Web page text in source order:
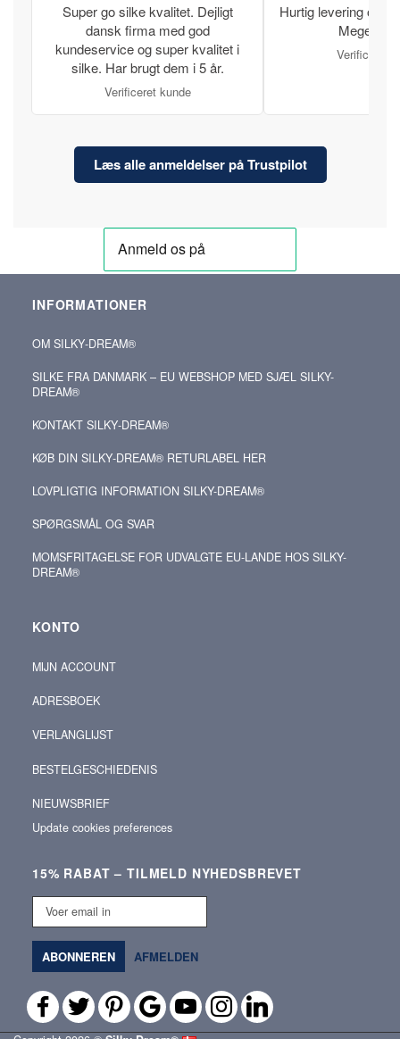
Super go silke kvalitet. Dejligt
dansk firma med god
kundeservice og super kvalitet i
silke. Har brugt dem i 5 år.
Verificeret kunde
Hurtig levering og
Meget
Verificeret
Læs alle anmeldelser på Trustpilot
INFORMATIONER
OM SILKY‑DREAM®
SILKE FRA DANMARK – EU WEBSHOP MED SJÆL SILKY-
DREAM®
KONTAKT SILKY‑DREAM®
KØB DIN SILKY‑DREAM® RETURLABEL HER
LOVPLIGTIG INFORMATION SILKY-DREAM®
SPØRGSMÅL OG SVAR
MOMSFRITAGELSE FOR UDVALGTE EU-LANDE HOS SILKY-
DREAM®
KONTO
MIJN ACCOUNT
ADRESBOEK
VERLANGLIJST
BESTELGESCHIEDENIS
NIEUWSBRIEF
Update cookies preferences
15% RABAT – TILMELD NYHEDSBREVET
Voer
email
in
ABONNEREN AFMELDEN